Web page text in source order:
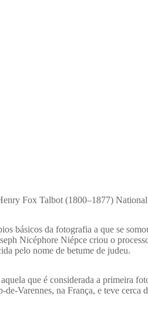
Fox Talbot (1800–1877)
básicos da fotografia a que se
Nicéphore Niépce criou o
pelo nome de betume de judeu.
que é considerada a primeira
Varennes, na França, e teve cerca